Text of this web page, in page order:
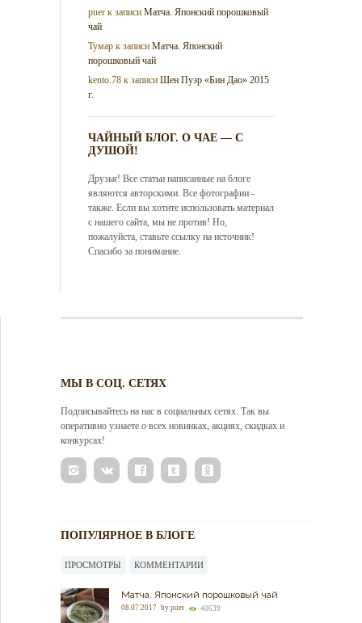
puer к записиМатча. Японский порошковый
чай
Тумар к записиМатча. Японский
порошковый чай
kento.78 к записиШен Пуэр «Бин Дао» 2015
г.
ЧАЙНЫЙ БЛОГ. О ЧАЕ — С
ДУШОЙ!
Друзья! Все статьи написанные на блоге
являются авторскими. Все фотографии -
также. Если вы хотите использовать материал
с нашего сайта, мы не против! Но,
пожалуйста, ставьте ссылку на источник!
Спасибо за понимание.
МЫ В СОЦ. СЕТЯХ
Подписывайтесь на нас в социальных сетях. Так вы
оперативно узнаете о всех новинках, акциях, скидках и
конкурсах!
ПОПУЛЯРНОЕ В БЛОГЕ
ПРОСМОТРЫ КОММЕНТАРИИ
Матча. Японский порошковый чай
08.07.2017 by puer 40639